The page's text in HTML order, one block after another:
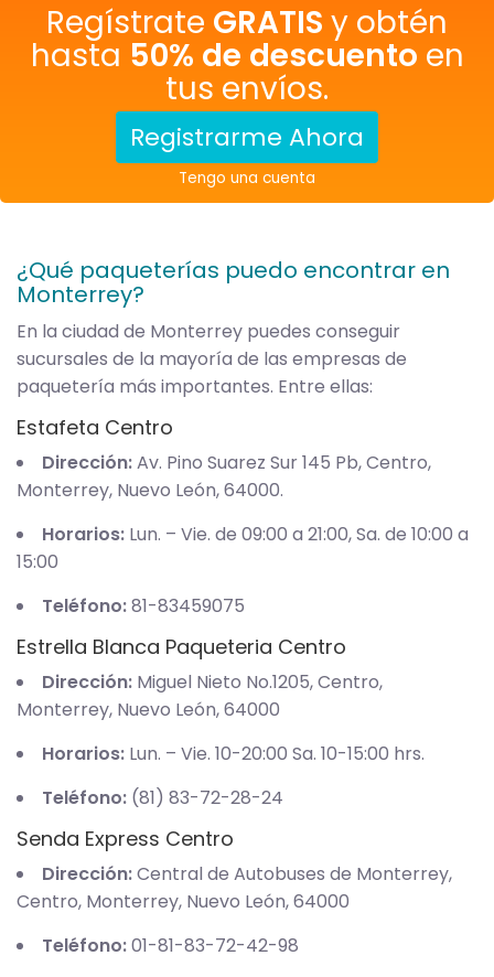
Regístrate GRATIS y obtén
hasta 50% de descuento en
tus envíos.
Registrarme Ahora
Tengo una cuenta
¿Qué paqueterías puedo encontrar en
Monterrey?
En la ciudad de Monterrey puedes conseguir
sucursales de la mayoría de las empresas de
paquetería más importantes. Entre ellas:
Estafeta Centro
Dirección:Av. Pino Suarez Sur 145 Pb, Centro,
Monterrey, Nuevo León, 64000.
Horarios: Lun. – Vie. de 09:00 a 21:00, Sa. de 10:00 a
15:00
Teléfono:81-83459075
Estrella Blanca Paqueteria Centro
Dirección: Miguel Nieto No.1205, Centro,
Monterrey, Nuevo León, 64000
Horarios: Lun. – Vie. 10-20:00 Sa. 10-15:00 hrs.
Teléfono: (81) 83-72-28-24
Senda Express Centro
Dirección:Central de Autobuses de Monterrey,
Centro, Monterrey, Nuevo León, 64000
Teléfono:01-81-83-72-42-98